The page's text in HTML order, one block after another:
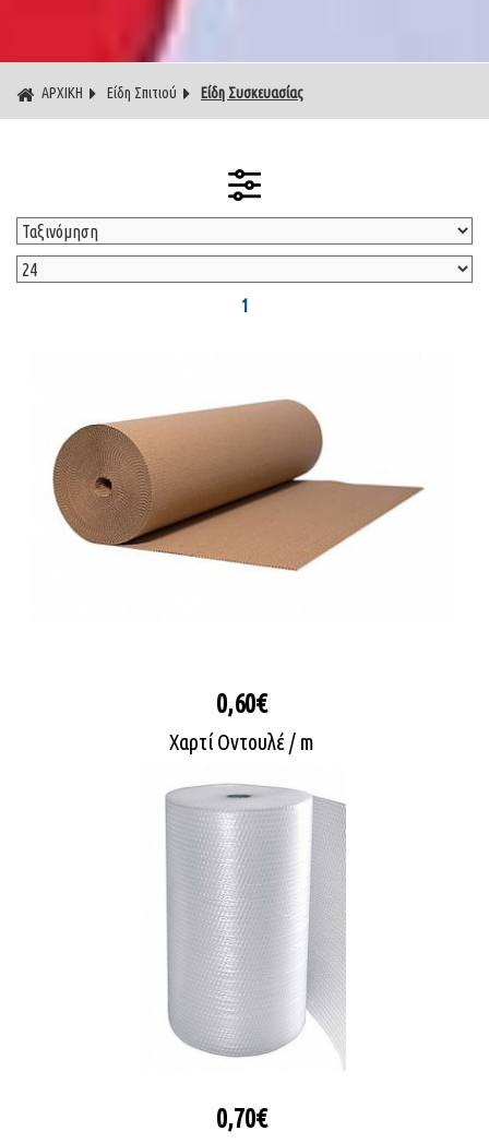
ΑΡΧΙΚΗ Είδη Σπιτιού Είδη Συσκευασίας
1
0,60€
Χαρτί Οντουλέ / m
0,70€